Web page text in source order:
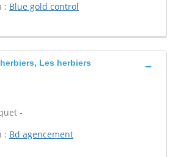
: Blue gold control
Les herbiers
-
: Bd agencement